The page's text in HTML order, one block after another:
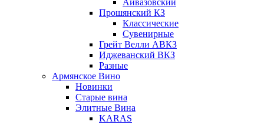
Айвазовский
Прошянский КЗ
Классические
Сувенирные
Грейт Велли АВКЗ
Иджеванский ВКЗ
Разные
Армянское Вино
Новинки
Старые вина
Элитные Вина
KARAS